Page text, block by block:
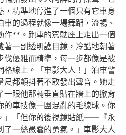
，精準地停進了一個只有它車身
的過程就像一場舞蹈，流暢、
作**。跑車的駕駛座上走出一個
著一副透明護目鏡，冷酷地朝著
伐優雅而精準，每一步都像是被
格線上。「車影大人！」泊車警
尺都顫抖著不敢發出聲音。她走
一眼他那輛垂直貼在牆上的掀背
的車技像一團混亂的毛線球。你
」「但你的後視鏡貼紙——『永
了一絲愚蠢的勇氣。」車影大人